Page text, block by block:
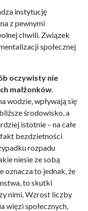
instytucję
z pewnymi
chwili. Związek
społecznej
oczywisty nie
małżonków.
wodzie, wpływają się
środowisko, a
istotnie – na całe
fakt bezdzietności
rozpadu
niesie ze sobą
oznacza to jednak, że
to skutki
nimi. Wzrost liczby
więzi społecznych,